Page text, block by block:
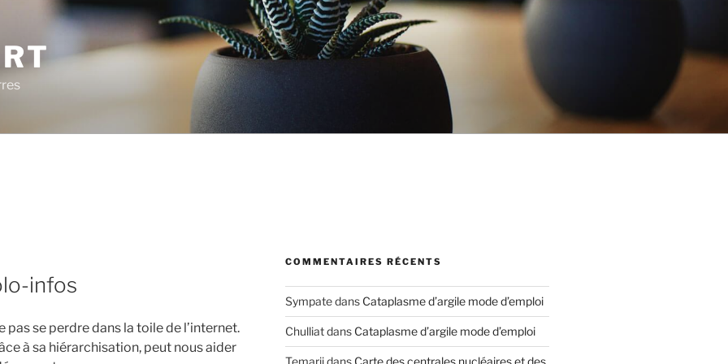
infos
se perdre dans la toile de l’internet.
à sa hiérarchisation, peut nous aider
COMMENTAIRES RÉCENTS
Sympatedans Cataplasme d’argile mode d’emploi
Chulliatdans Cataplasme d’argile mode d’emploi
Temariidans Carte des centrales nucléaires et des